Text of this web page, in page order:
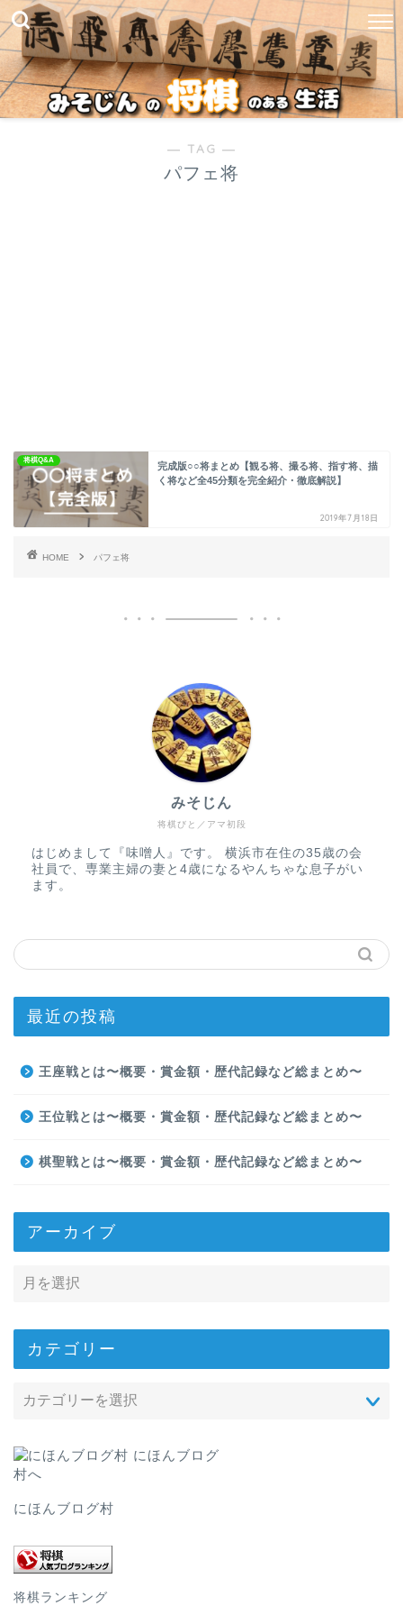
― TAG ―
パフェ将
将棋Q&A
完成版○○将まとめ【観る将、撮る将、指す将、描
く将など全45分類を完全紹介・徹底解説】
2019年7月18日
HOME パフェ将
将棋びと／アマ初段
みそじん
はじめまして『味噌人』です。 横浜市在住の35歳の会
社員で、専業主婦の妻と4歳になるやんちゃな息子がい
ます。
最近の投稿
王座戦とは〜概要・賞金額・歴代記録など総まとめ〜
王位戦とは〜概要・賞金額・歴代記録など総まとめ〜
棋聖戦とは〜概要・賞金額・歴代記録など総まとめ〜
アーカイブ
カテゴリー
にほんブログ村
将棋ランキング